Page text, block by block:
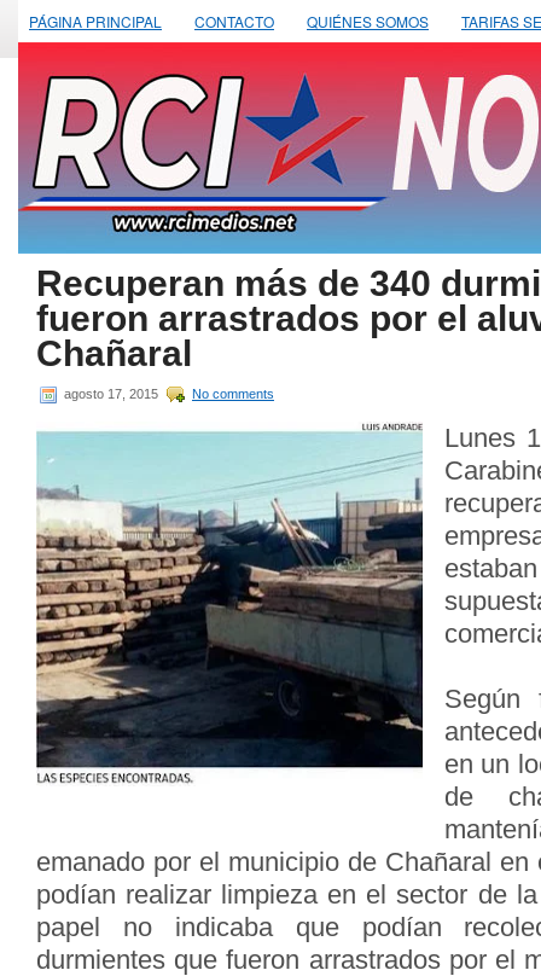
PÁGINA PRINCIPAL CONTACTO QUIÉNES SOMOS TARIFAS
Recuperan más de 340
fueron arrastrados por el
Chañaral
agosto 17, 2015 No comments
Lunes
Según
en un
de
emanado por el municipio de Chañaral
podían realizar limpieza en el sector de
papel no indicaba que podían
durmientes que fueron arrastrados por el